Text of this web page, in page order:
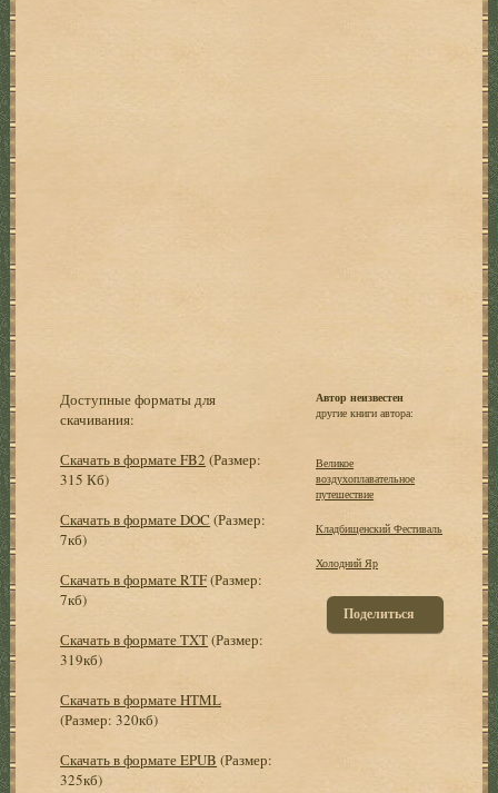
Доступные форматы для
скачивания:
Скачать в формате FB2 (Размер:
315 Кб)
Скачать в формате DOC (Размер:
7кб)
Скачать в формате RTF(Размер:
7кб)
Скачать в формате TXT(Размер:
319кб)
Скачать в формате HTML
(Размер: 320кб)
Скачать в формате EPUB (Размер:
325кб)
Автор неизвестен
другие книги автора:
Великое
воздухоплавательное
путешествие
Кладбищенский Фестиваль
Холодний Яр
Поделиться